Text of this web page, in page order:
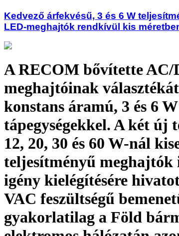
Kedvező árfekvésű, 3 és 6 W
LED-meghajtók rendkívül kis
A RECOM bővítette AC/
meghajtóinak
konstans áramú, 3 és 6
tápegységekkel. A két új
12, 20, 30 és 60 W-nál
teljesítményű meghajtók
igény kielégítésére
VAC feszültségű
gyakorlatilag a Föld